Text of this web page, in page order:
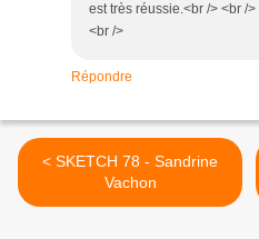
est très réussie.<br /> <br /
<br />
Répondre
< SKETCH 78 - Sandrine
Vachon